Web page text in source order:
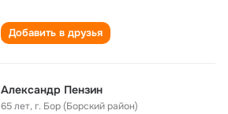
Добавить в друзья
Александр Пензин
65 лет,г. Бор (Борский район)